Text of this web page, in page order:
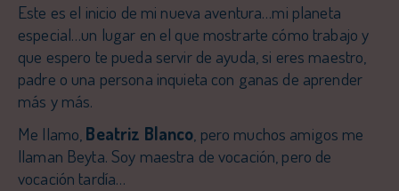
Este es el inicio de mi nueva aventura…mi planeta
especial…un lugar en el que mostrarte cómo trabajo y
que espero te pueda servir de ayuda, si eres maestro,
padre o una persona inquieta con ganas de aprender
más y más.
Me llamo, Beatriz Blanco , pero muchos amigos me
llaman Beyta. Soy maestra de vocación, pero de
vocación tardía…